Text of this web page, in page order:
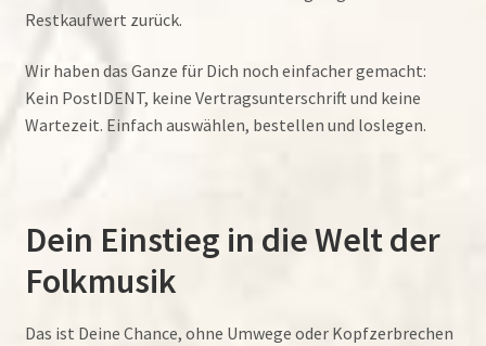
Restkaufwert zurück.
Wir haben das Ganze für Dich noch einfacher gemacht:
Kein PostIDENT, keine Vertragsunterschrift und keine
Wartezeit. Einfach auswählen, bestellen und loslegen.
Dein Einstieg in die Welt der
Folkmusik
Das ist Deine Chance, ohne Umwege oder Kopfzerbrechen